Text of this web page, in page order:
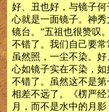
好、丑也好，与镜子
心就是一面镜子。神
镜台。”五祖也很赞叹
不错了。我们自己要
虽然照，一尘不染。
心如镜子实在不染，
不错了。虽然这不是
相差不远了。《楞严
月，而不是水中的月